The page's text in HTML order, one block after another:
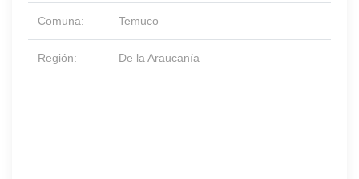
Comuna: Temuco
Región: De la Araucanía